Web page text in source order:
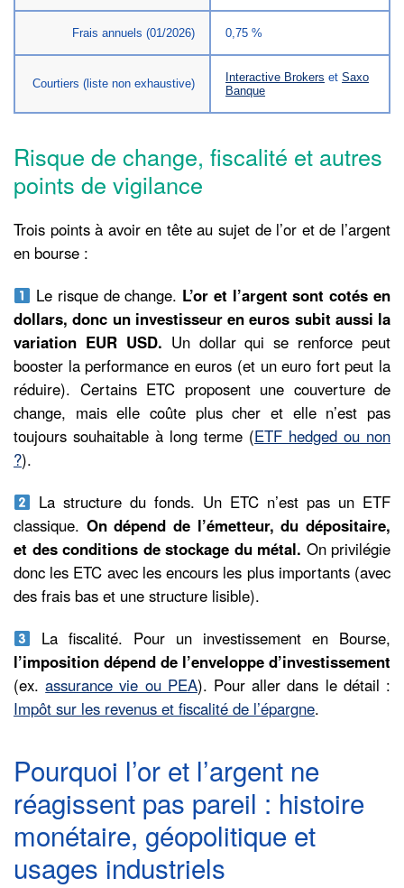
Frais annuels (01/2026) 0,75 %
Courtiers (liste non exhaustive) Interactive Brokers etSaxo
Banque
Risque de change, fiscalité et autres
points de vigilance
Trois points à avoir en tête au sujet de l’or et de l’argent
en bourse :
Le risque de change. L’or et l’argent sont cotés en
dollars, donc un investisseur en euros subit aussi la
variation EUR USD. Un dollar qui se renforce peut
booster la performance en euros (et un euro fort peut la
réduire). Certains ETC proposent une couverture de
change, mais elle coûte plus cher et elle n’est pas
toujours souhaitable à long terme (ETF hedged ou non
?).
La structure du fonds. Un ETC n’est pas un ETF
classique. On dépend de l’émetteur, du dépositaire,
et des conditions de stockage du métal. On privilégie
donc les ETC avec les encours les plus importants (avec
des frais bas et une structure lisible).
La fiscalité. Pour un investissement en Bourse,
l’imposition dépend de l’enveloppe d’investissement
(ex.assurance vie ou PEA). Pour aller dans le détail :
Impôt sur les revenus et fiscalité de l’épargne.
Pourquoi l’or et l’argent ne
réagissent pas pareil : histoire
monétaire, géopolitique et
usages industriels